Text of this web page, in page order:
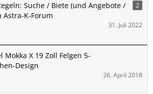
Suche / Biete (und Angebote /
Astra-K-Forum
2
31. Juli 2022
Mokka X 19 Zoll Felgen 5-
Design
26. April 2018